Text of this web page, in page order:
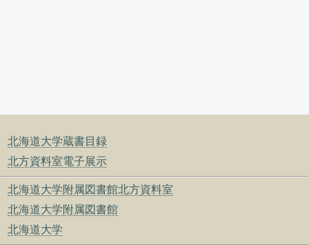
北海道大学蔵書目録
北方資料室電子展示
北海道大学附属図書館北方資料室
北海道大学附属図書館
北海道大学